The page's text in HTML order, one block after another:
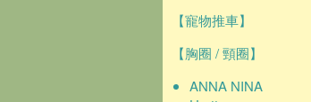
【寵物推車】
【胸圈 / 頸圈】
ANNA NINA